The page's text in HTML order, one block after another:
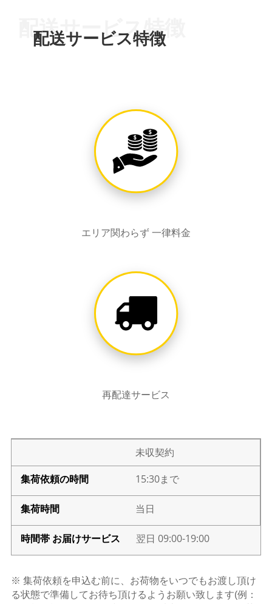
配送サービス特徴
配送サービス特徴
エリア関わらず 一律料金
再配達サービス
未収契約
15:30まで
当日
翌日 09:00-19:00
※ 集荷依頼を申込む前に、お荷物をいつでもお渡し頂け
る状態で準備してお待ち頂けるようお願い致します(例：